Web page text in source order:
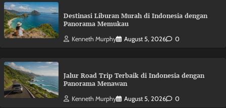
Destinasi Liburan Murah di Indonesia dengan
Panorama Memukau
Kenneth Murphy August 5, 2026 0
Jalur Road Trip Terbaik di Indonesia dengan
Panorama Menawan
Kenneth Murphy August 5, 2026 0